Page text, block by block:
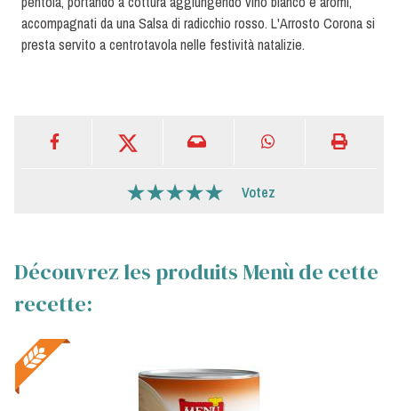
accompagnati da una Salsa di radicchio rosso. L'Arrosto Corona si
presta servito a centrotavola nelle festività natalizie.
Votez
Découvrez les produits Menù de cette
recette: